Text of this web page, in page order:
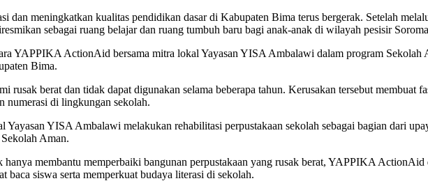
meningkatkan kualitas pendidikan dasar di Kabupaten Bima terus bergerak. Setelah
sebagai ruang belajar dan ruang tumbuh baru bagi anak-anak di wilayah pesisir
YAPPIKA ActionAid bersama mitra lokal Yayasan YISA Ambalawi dalam program Sekolah
Bima.
rusak berat dan tidak dapat digunakan selama beberapa tahun. Kerusakan tersebut membuat
numerasi di lingkungan sekolah.
YISA Ambalawi melakukan rehabilitasi perpustakaan sekolah sebagai bagian dari
Aman.
membantu memperbaiki bangunan perpustakaan yang rusak berat, YAPPIKA
baca siswa serta memperkuat budaya literasi di sekolah.